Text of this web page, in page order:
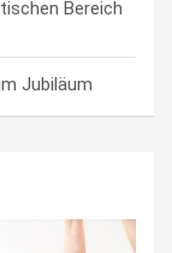
Bereich
Jubiläum